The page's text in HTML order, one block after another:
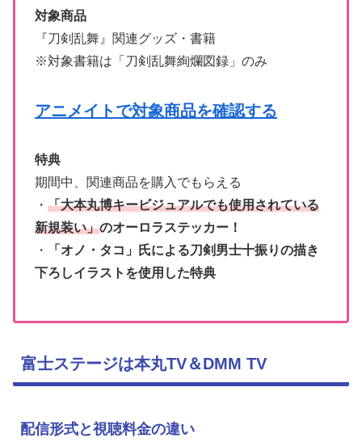
対象商品
『刀剣乱舞』関連グッズ・書籍
※対象書籍は「刀剣乱舞絢爛図録」のみ
アニメイトで対象商品を確認する
特典
期間中、関連商品を購入でもらえる
・ 「大本丸博キービジュアルでも使用されている
新規装い」のオーロラステッカー！
・
「オノ・タコ」氏による刀剣男士十振りの描き
下ろしイラストを使用した特典
富士ステージは本丸TV＆DMM TV
配信形式と視聴料金の違い